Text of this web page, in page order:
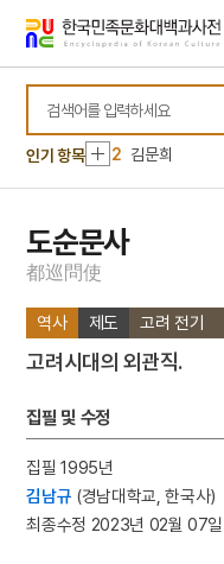
바로가기
바로가기
인기 항목
10 관경소기
1 금성대군
2 김문희
3 마니산
4
7
3·1운동
8
가실왕
10 관경소기
1
김문희
도순문사
都巡問使
역사 제도 고려 전기
고려시대의 외관직.
집필 및 수정
집필 1995년
김남규 (경남대학교, 한국사)
최종수정 2023년 02월 07일